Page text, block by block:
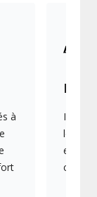
à
Ils
les
en